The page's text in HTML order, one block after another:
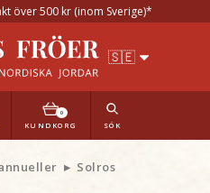
över 500 kr (inom Sverige)*
0
KUNDKORG SÖK
Solros